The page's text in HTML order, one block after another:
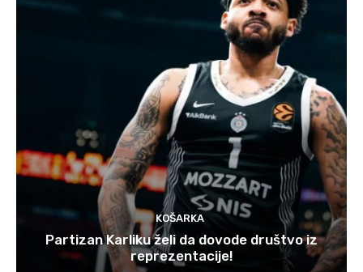
KOŠARKA
Partizan Karliku želi da dovode društvo iz
reprezentacije!